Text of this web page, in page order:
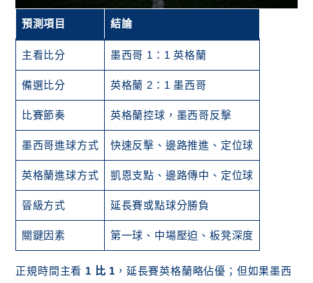
預測項目 結論
主看比分 墨西哥 1：1 英格蘭
備選比分 英格蘭 2：1 墨西哥
比賽節奏 英格蘭控球，墨西哥反擊
墨西哥進球方式 快速反擊、邊路推進、定位球
英格蘭進球方式 凱恩支點、邊路傳中、定位球
晉級方式 延長賽或點球分勝負
關鍵因素 第一球、中場壓迫、板凳深度
正規時間主看 1 比 1 ，延長賽英格蘭略佔優；但如果墨西